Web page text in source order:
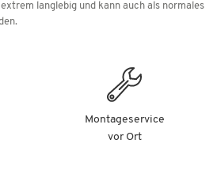
langlebig und kann auch als normales
Montageservice
vor Ort